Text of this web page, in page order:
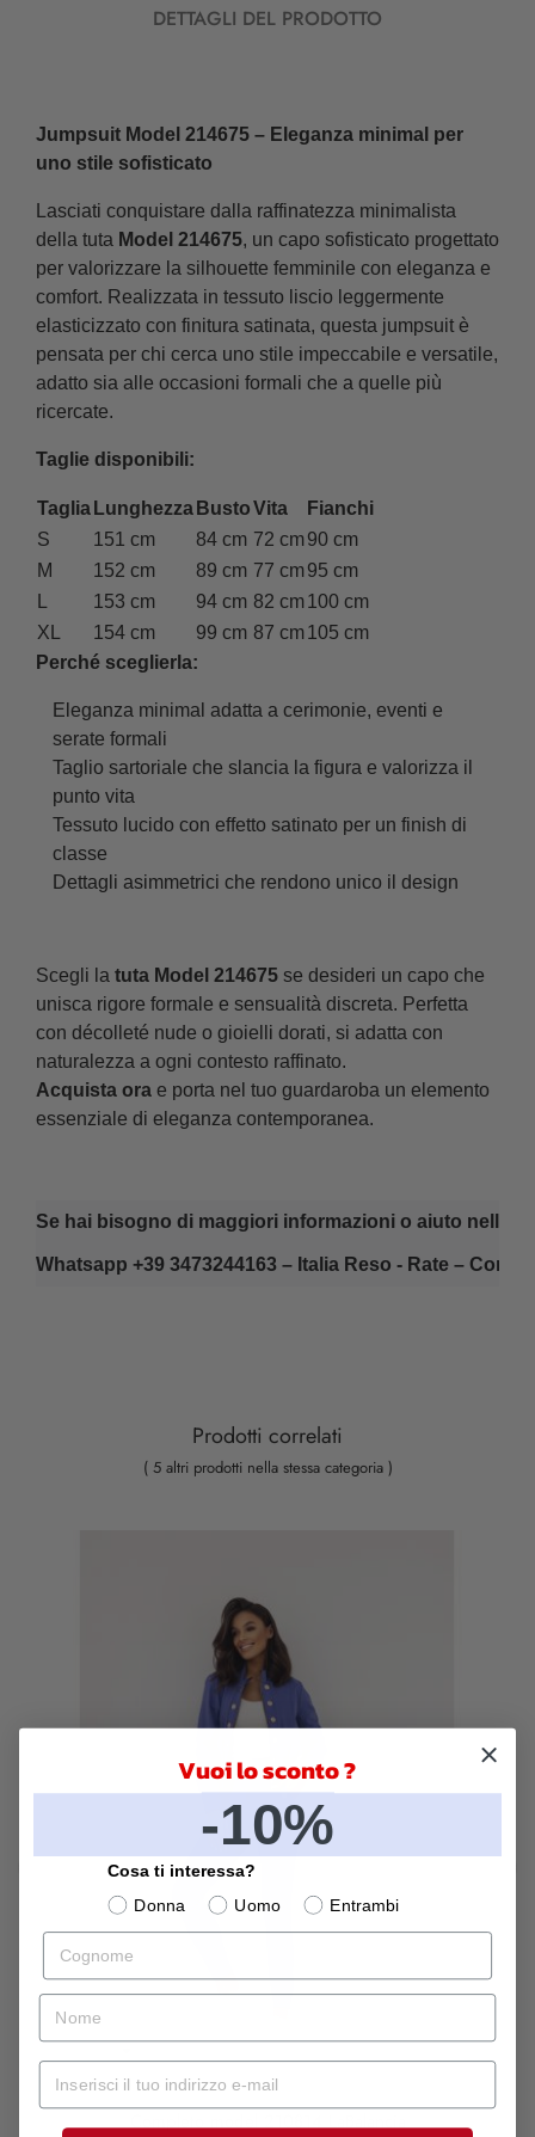
DETTAGLI DEL PRODOTTO
Jumpsuit Model 214675 – Eleganza minimal per
uno stile sofisticato
Lasciati conquistare dalla raffinatezza minimalista
della tuta Model 214675, un capo sofisticato progettato
per valorizzare la silhouette femminile con eleganza e
comfort. Realizzata in tessuto liscio leggermente
elasticizzato con finitura satinata, questa jumpsuit è
pensata per chi cerca uno stile impeccabile e versatile,
adatto sia alle occasioni formali che a quelle più
ricercate.
Taglie disponibili:
Taglia Lunghezza BustoVita
Fianchi
S
151 cm 84 cm 72 cm90 cm
M
152 cm 89 cm 77 cm95 cm
153 cm 94 cm 82 cm100 cm
XL
154 cm 99 cm 87 cm105 cm
Perché sceglierla:
Eleganza minimal adatta a cerimonie, eventi e
serate formali
Taglio sartoriale che slancia la figura e valorizza il
punto vita
Tessuto lucido con effetto satinato per un finish di
classe
Dettagli asimmetrici che rendono unico il design
Scegli la tuta Model 214675 se desideri un capo che
unisca rigore formale e sensualità discreta. Perfetta
con décolleté nude o gioielli dorati, si adatta con
naturalezza a ogni contesto raffinato.
Acquista ora e porta nel tuo guardaroba un elemento
essenziale di eleganza contemporanea.
Se hai bisogno di maggiori informazioni o aiuto nella
Whatsapp +39 3473244163 – Italia Reso - Rate –
Prodotti correlati
( 5 altri prodotti nella stessa categoria )
Completo model 210814 LaBalancia
Vuoi lo sconto ?
-10%
Cosa ti interessa?
Donna
Uomo
Entrambi
Cognome
nome
Mail